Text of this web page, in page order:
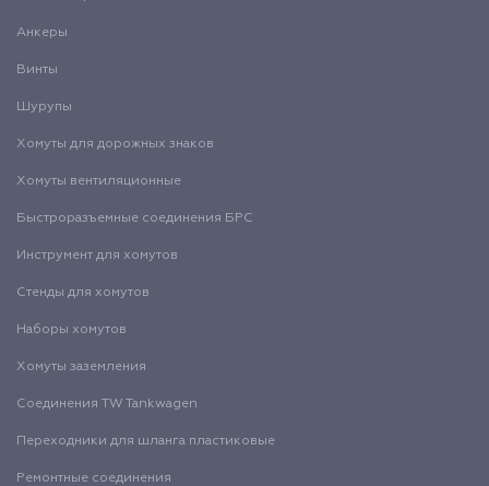
Анкеры
Винты
Шурупы
Хомуты для дорожных знаков
Хомуты вентиляционные
Быстроразъемные соединения БРС
Инструмент для хомутов
Стенды для хомутов
Наборы хомутов
Хомуты заземления
Соединения TW Tankwagen
Переходники для шланга пластиковые
Ремонтные соединения